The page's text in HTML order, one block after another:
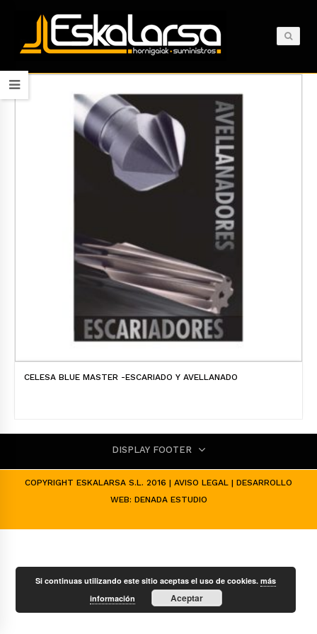
CELESA BLUE MASTER -ESCARIADO Y AVELLANADO
DISPLAY FOOTER
COPYRIGHT ESKALARSA S.L. 2016 | AVISO LEGAL | DESARROLLO
WEB: DENADA ESTUDIO
Si continuas utilizando este sitio aceptas el uso de cookies.más
información
Aceptar